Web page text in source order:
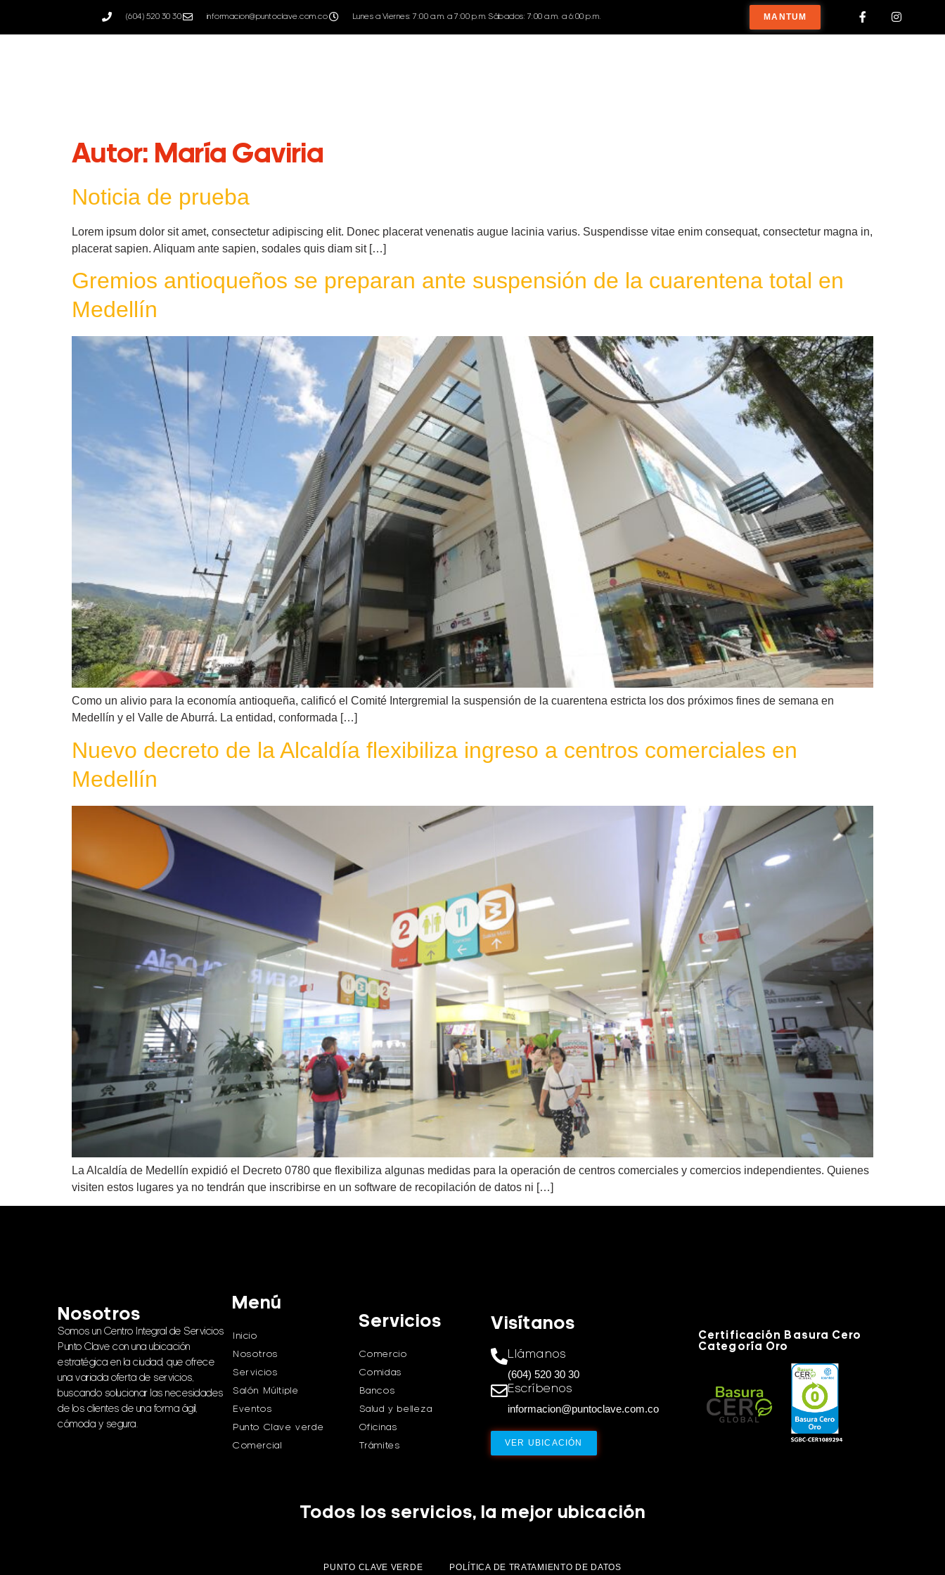
(604) 520 30 30 informacion@puntoclave.com.co Lunes a Viernes: 7:00 a.m. a 7:00 p.m. Sábados: 7:00 a.m. a 6:00 p.m. MANTUM
Autor: María Gaviria
Noticia de prueba
Lorem ipsum dolor sit amet, consectetur adipiscing elit. Donec placerat venenatis augue lacinia varius. Suspendisse vitae enim consequat, consectetur magna in,
placerat sapien. Aliquam ante sapien, sodales quis diam sit […]
Gremios antioqueños se preparan ante suspensión de la cuarentena total en
Medellín
Como un alivio para la economía antioqueña, calificó el Comité Intergremial la suspensión de la cuarentena estricta los dos próximos fines de semana en
Medellín y el Valle de Aburrá. La entidad, conformada […]
Nuevo decreto de la Alcaldía flexibiliza ingreso a centros comerciales en
Medellín
La Alcaldía de Medellín expidió el Decreto 0780 que flexibiliza algunas medidas para la operación de centros comerciales y comercios independientes. Quienes
visiten estos lugares ya no tendrán que inscribirse en un software de recopilación de datos ni […]
Nosotros
Somos un Centro Integral de Servicios
Punto Clave con una ubicación
estratégica en la ciudad, que ofrece
una variada oferta de servicios,
buscando solucionar las necesidades
de los clientes de una forma ágil,
cómoda y segura.
Menú
Inicio
Nosotros
Servicios
Salón Múltiple
Eventos
Punto Clave verde
Comercial
Servicios
Comercio
Comidas
Bancos
Salud y belleza
Oficinas
Trámites
Visítanos
Llámanos
(604) 520 30 30
Escríbenos
informacion@puntoclave.com.co
VER UBICACIÓN
Certificación Basura Cero
Categoría Oro
Todos los servicios, la mejor ubicación
PUNTO CLAVE VERDE POLÍTICA DE TRATAMIENTO DE DATOS